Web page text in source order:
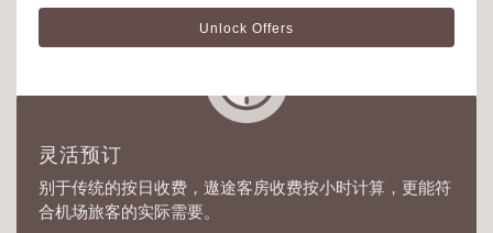
灵活预订
别于传统的按日收费，遨途客房收费按小时计算，更能符
合机场旅客的实际需要。